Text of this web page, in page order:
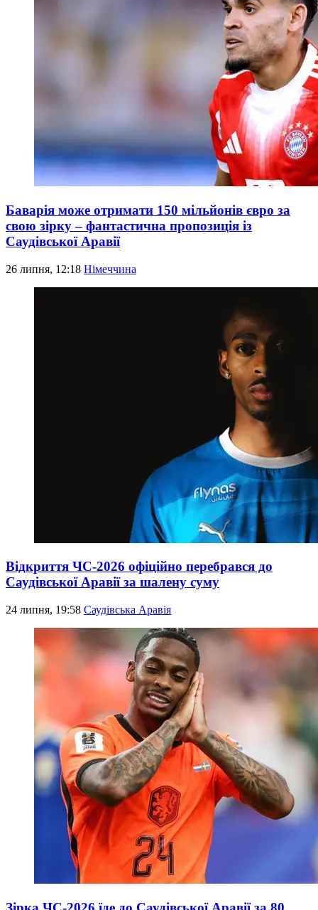
Баварія може отримати 150 мільйонів євро за
свою зірку – фантастична пропозиція із
Саудівської Аравії
26 липня, 12:18 Німеччина
Відкриття ЧС-2026 офіційно перебрався до
Саудівської Аравії за шалену суму
24 липня, 19:58 Саудівська Аравія